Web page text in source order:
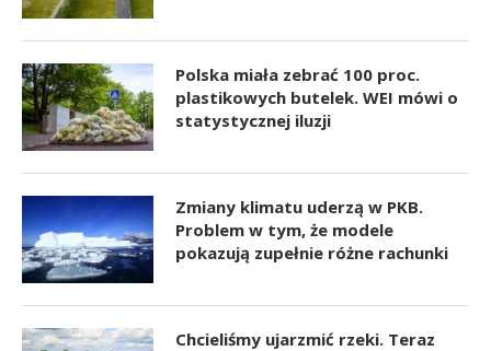
Polska miała zebrać 100 proc.
plastikowych butelek. WEI mówi o
statystycznej iluzji
Zmiany klimatu uderzą w PKB.
Problem w tym, że modele
pokazują zupełnie różne rachunki
Chcieliśmy ujarzmić rzeki. Teraz